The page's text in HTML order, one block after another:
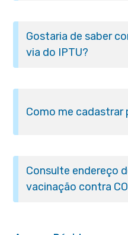
Gostaria de saber
via do IPTU?
Como me cadastrar
Consulte endereço
vacinação contra